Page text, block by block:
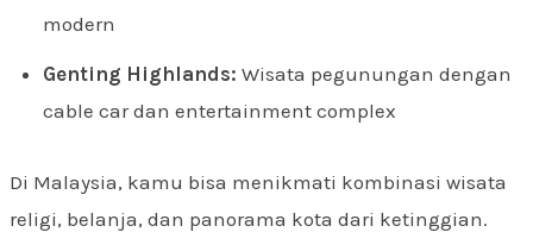
modern
Genting Highlands: Wisata pegunungan dengan
cable car dan entertainment complex
Di Malaysia, kamu bisa menikmati kombinasi wisata
religi, belanja, dan panorama kota dari ketinggian.